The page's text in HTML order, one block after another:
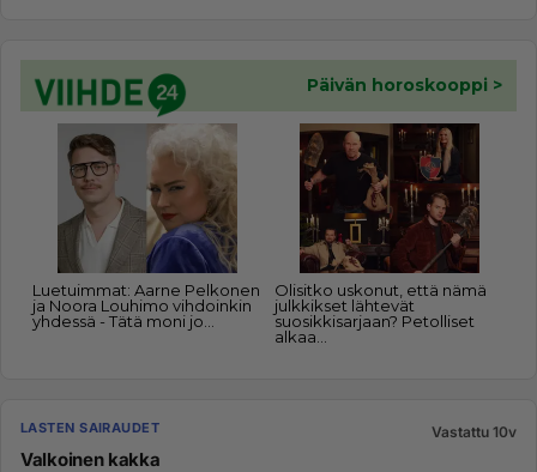
LASTEN SAIRAUDET Vastattu 10v
Valkoinen kakka